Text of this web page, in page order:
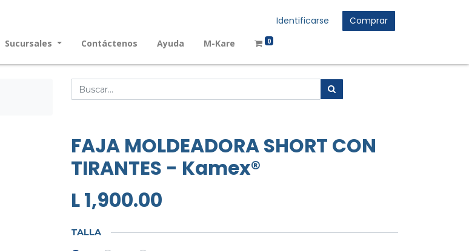
Identificarse Comprar
Sucursales Contáctenos Ayuda M-Kare 0
FAJA MOLDEADORA SHORT CON
TIRANTES - Kamex®
L1,900.00
TALLA